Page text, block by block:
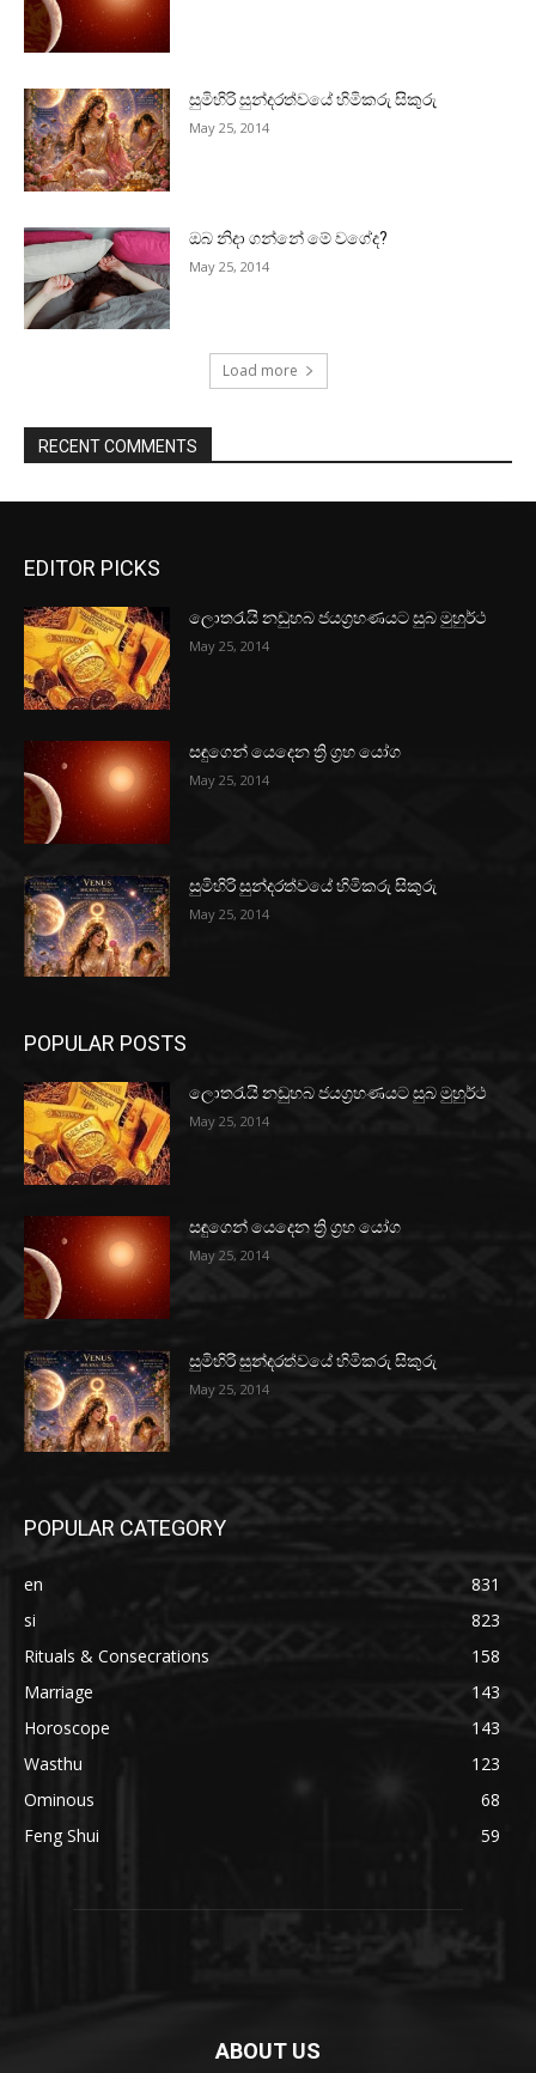
සුමිහිරි සුන්දරත්වයේ හිමිකරු සිකුරු
May 25, 2014
ඔබ නිදා ගන්නේ මේ වගේද?
May 25, 2014
Load more
RECENT COMMENTS
EDITOR PICKS
ලොතරැයි නඩුහබ ජයග්‍රහණයට සුබ මුහුර්ථ
May 25, 2014
සඳුගෙන් යෙදෙන ත්‍රි ග්‍රහ යෝග
May 25, 2014
සුමිහිරි සුන්දරත්වයේ හිමිකරු සිකුරු
May 25, 2014
POPULAR POSTS
ලොතරැයි නඩුහබ ජයග්‍රහණයට සුබ මුහුර්ථ
May 25, 2014
සඳුගෙන් යෙදෙන ත්‍රි ග්‍රහ යෝග
May 25, 2014
සුමිහිරි සුන්දරත්වයේ හිමිකරු සිකුරු
May 25, 2014
POPULAR CATEGORY
en
831
si
823
Rituals & Consecrations
158
Marriage
143
Horoscope
143
Wasthu
123
Ominous
68
Feng Shui
59
ABOUT US